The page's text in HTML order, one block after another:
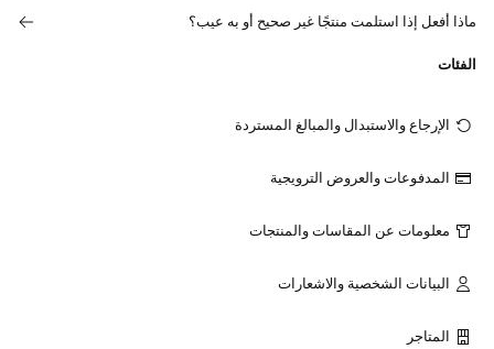
ماذا أفعل إذا استلمت منتجًا غير صحيح أو به عيب؟
الفئات
الإرجاع والاستبدال والمبالغ المستردة
المدفوعات والعروض الترويجية
معلومات عن المقاسات والمنتجات
البيانات الشخصية والاشعارات
المتاجر